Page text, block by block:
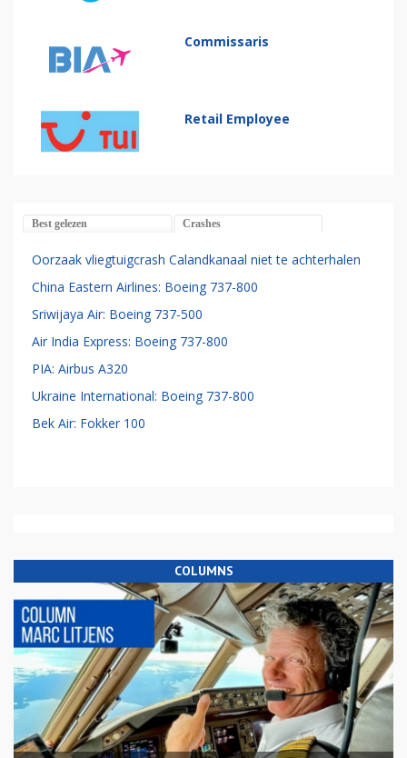
Commissaris
Retail Employee
Best gelezen Crashes
Oorzaak vliegtuigcrash Calandkanaal niet te achterhalen
China Eastern Airlines: Boeing 737-800
Sriwijaya Air: Boeing 737-500
Air India Express: Boeing 737-800
PIA: Airbus A320
Ukraine International: Boeing 737-800
Bek Air: Fokker 100
COLUMNS